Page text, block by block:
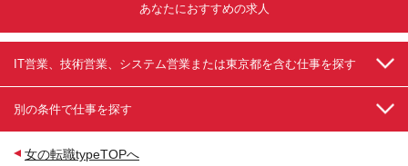
あなたにおすすめの求人
IT営業、技術営業、システム営業または東京都を含む仕事を探す
別の条件で仕事を探す
女の転職typeTOPへ